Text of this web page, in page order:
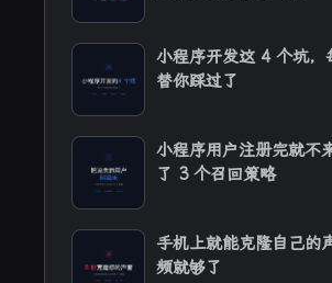
小程序开发这 4 个坑，
替你踩过了
小程序用户注册完就不
了 3 个召回策略
手机上就能克隆自己的
频就够了